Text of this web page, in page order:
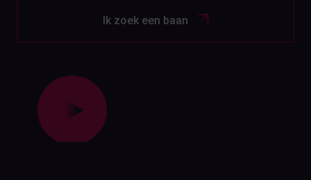
Ik zoek een baan